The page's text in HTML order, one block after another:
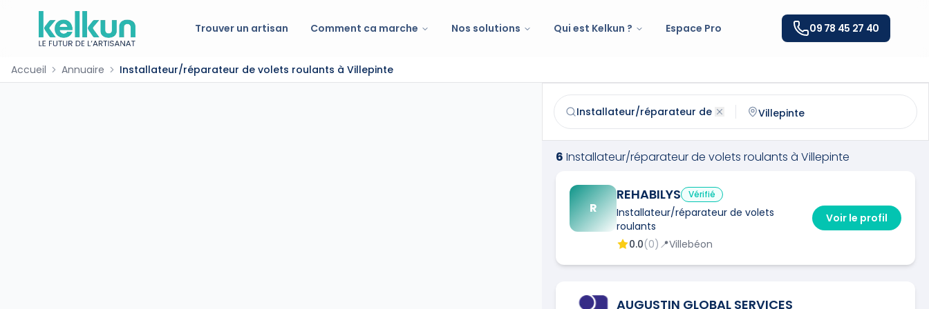
Trouver un artisan Comment ca marche Nos solutions Qui est Kelkun ? Espace Pro 09 78 45 27 40
Accueil Annuaire Installateur/réparateur de volets roulants à Villepinte
Trouvez et contactez uninstallateur/réparateur de volets roulants
6 Installateur/réparateur de volets roulants à Villepinte
R
REHABILYS Vérifié
Installateur/réparateur de volets
roulants
0.0(0) 📍Villebéon
Voir le profil
AUGUSTIN GLOBAL SERVICES